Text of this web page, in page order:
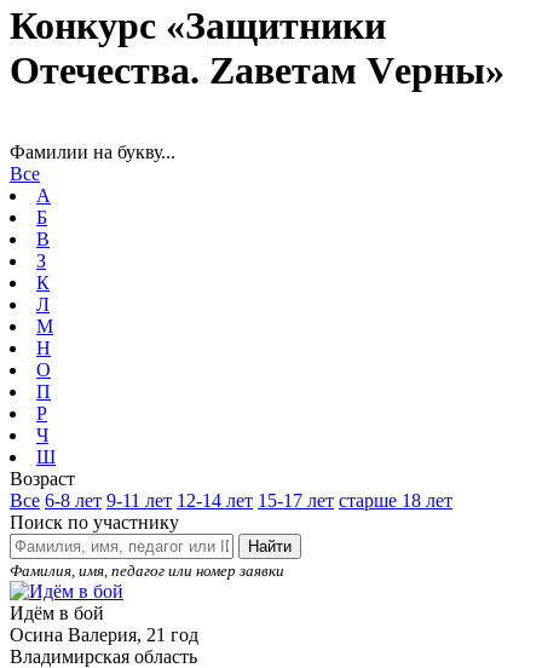
Конкурс «Защитники
Отечества. Zаветам Vерны»
Фамилии на букву...
Все
А
Б
В
З
К
Л
М
Н
О
П
Р
Ч
Ш
Возраст
Все 6-8 лет 9-11 лет 12-14 лет 15-17 лет старше 18 лет
Поиск по участнику
Найти
Фамилия, имя, педагог или номер заявки
Идём в бой
Осина Валерия, 21 год
Владимирская область